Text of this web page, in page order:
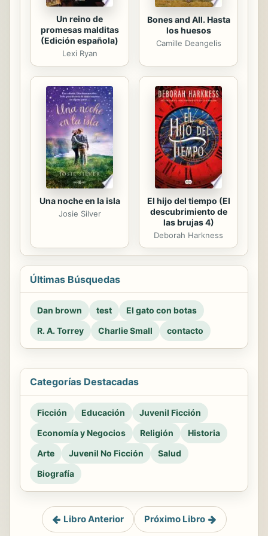
Un reino de
promesas malditas
(Edición española)
Lexi Ryan
Bones and All. Hasta
los huesos
Camille Deangelis
Una noche en la isla
Josie Silver
El hijo del tiempo (El
descubrimiento de
las brujas 4)
Deborah Harkness
Últimas Búsquedas
Dan brown test
El gato con botas
R. A. Torrey
Charlie Small contacto
Categorías Destacadas
Ficción Educación
Juvenil Ficción
Economía y Negocios
Religión
Historia
Arte
Juvenil No Ficción
Salud
Biografía
Libro Anterior Próximo Libro